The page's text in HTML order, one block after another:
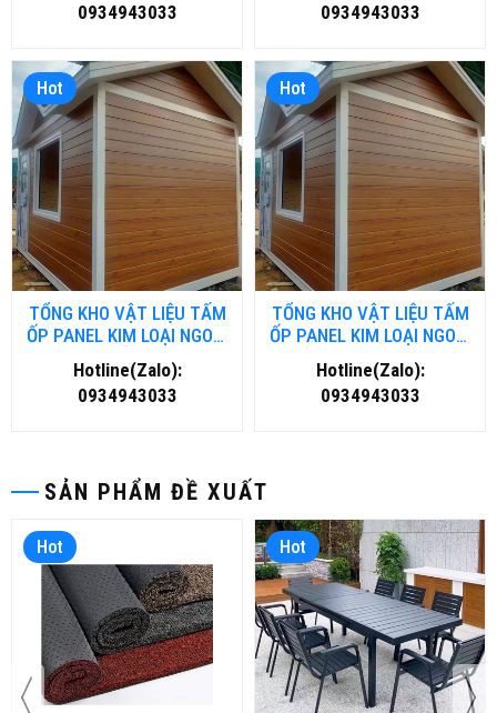
SẢN PHẨM ĐỀ XUẤT
Hot Hot
0934943033
0934943033
Hot
TỔNG KHO VẬT LIỆU TẤM
ỐP PANEL KIM LOẠI NGOÀI
TRỜI TẠI HỒ CHÍ MINH
Hotline(Zalo):
0934943033
Hot
TỔNG KHO VẬT LIỆU TẤM
ỐP PANEL KIM LOẠI NGOÀI
TRỜI TẠI HÀ NỘI
Hotline(Zalo):
0934943033